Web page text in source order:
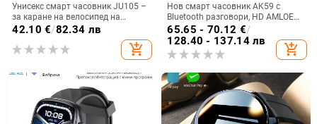
Унисекс смарт часовник JU105 –
за каране на велосипед на
открито и походи, крачкомер,
сърдечна честота и кислород в
кръвта, мониторинг на съня
42.10 €/82.34 лв
add_shopping_cart
Нов смарт часовник AK59 с
Bluetooth разговори, HD AMLOED
екран, пулс, кръвно налягане,
кръвен кислород, спортен смарт
часовник
65.65 - 70.12 €/
128.40 - 137.14 лв
add_shopping_cart